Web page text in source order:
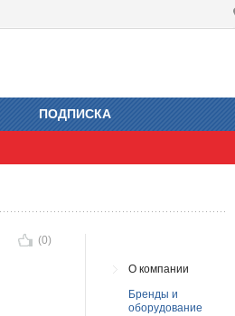
ПОДПИСКА
О компании
Бренды и
оборудование
(0)